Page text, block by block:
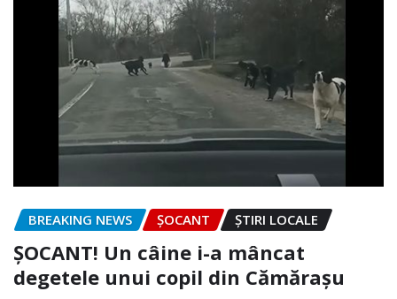
BREAKING NEWS ȘOCANT ȘTIRI LOCALE
ȘOCANT! Un câine i-a mâncat
degetele unui copil din Cămărașu